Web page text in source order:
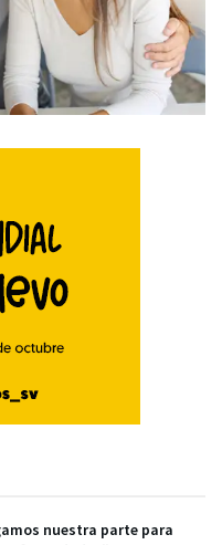
nuestra parte para